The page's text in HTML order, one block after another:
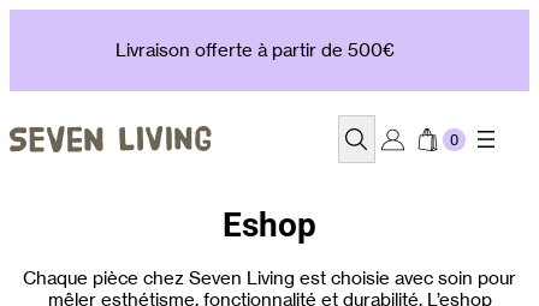
Livraison offerte à partir de 500€
Recherche
Eshop
Chaque pièce chez Seven Living est choisie avec soin pour
mêler esthétisme, fonctionnalité et durabilité. L’eshop